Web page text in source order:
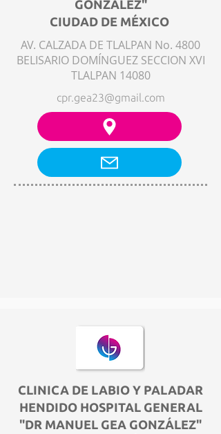
GONZÁLEZ"
CIUDAD DE MÉXICO
AV. CALZADA DE TLALPAN No. 4800
BELISARIO DOMÍNGUEZ SECCION XVI
TLALPAN 14080
cpr.gea23@gmail.com
CLINICA DE LABIO Y PALADAR
HENDIDO HOSPITAL GENERAL
"DR MANUEL GEA GONZÁLEZ"